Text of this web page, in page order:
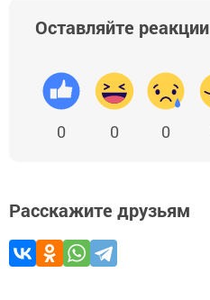
Оставляйте реакции
0 0 0
Расскажите друзьям